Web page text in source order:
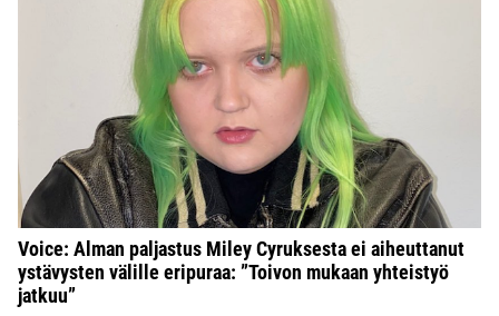
Voice: Alman paljastus Miley Cyruksesta ei aiheuttanut
ystävysten välille eripuraa: ”Toivon mukaan yhteistyö
jatkuu”